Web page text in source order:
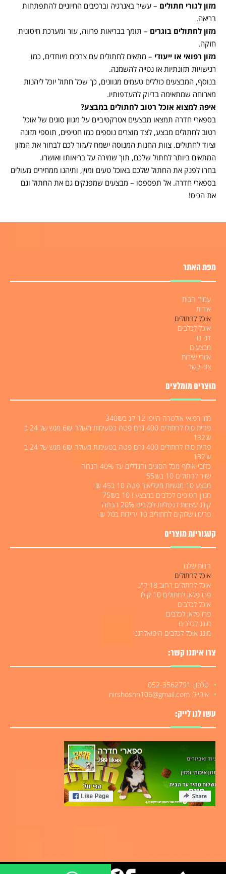
מזון לגורי חתולים – עשיר באנרגיה וברכיבים החיוניים להתפתחות
בריאה.
מזון לחתולים בוגרים – תומך בבריאות פרווה, עור ומערכת חיסונית
חזקה.
מזון רפואי או ייעודי – מתאים לחתולים עם צרכים מיוחדים, כמו
רגישויות תזונתיות או נטייה להשמנה.
בנוסף, המבצעים כוללים טעמים מגוונים, כך שכל חתול יוכל ליהנות
מארוחה שמתאימה בדיוק להעדפותיו.
איפה למצוא אוכל רטוב לחתולים במבצע?
בספארי חדרה תמצאו מבצעים אטרקטיביים על מגוון סוגים של אוכל
רטוב לחתולים מבצע, לצד מוצרים נוספים כמו חטיפים, תוספי תזונה
וציוד לחתולים. צוות החנות המנוסה ישמח לעזור לכם לבחור את המזון
המתאים ביותר לחתול שלכם, תוך שמירה על בריאותו ואושרו.
בחרו לפנק את החתול שלכם באוכל טעים ומזין, ותיהנו ממחירים מעולים
בספארי חדרה. אל תפספסו – מבצעים שמפנקים גם את החתול וגם
את הכיס!
מפת האתר
עמוד הבית
אודות
אוכל לחתולים
אוכל לכלבים
דגי נוי
מבצעים
אזורי שירות
צור קשר
מוצרים מומלצים
מזון רפואי אולטרה הייפו 12 קג ב340₪
פחית סולו לחתולים 400 גרם פטה בטעימות מעולה 6₪ מגש של 24 ב
132₪
פחית סולו לחתולים 400 גרם פטה בטעימות מעולה 6₪ מגש של 24 ב
132₪
כלובי אילוף מכל הסוגים והגדלים עד 40% הנחה
שזיר לחתולים 10 ב55₪
מבצע 10 מגשיות מיגליאור פטה 10 ב45 ₪
מגוון חטיפים לכלבים במבצע ! 10 ב75₪
קונג עצמות דנטליות לכלבים 20% הנחה
פרימיו שלוקים לחתולים 10 יחידות ב70 ₪
קטגוריות מוצרים
חנות שלנו
אוכל לחתולים
אוכל לחתולים רחוב 18 ק"ג
פרו פלאן לחתולים 10 קילו
אוכל לכלבים
פרו פלאן לכלבים
מונג לכלבים
מונג אוכל לכלבים היפואלרגני
צרו איתנו קשר:
טלפון: 052-3562791
אימייל: nirshoshn106@gmail.com
עשו לנו לייק: